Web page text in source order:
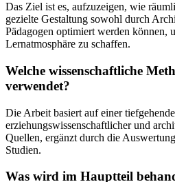
Das Ziel ist es, aufzuzeigen, wie
gezielte Gestaltung sowohl durch
Pädagogen optimiert werden können,
Lernatmosphäre zu schaffen.
Welche wissenschaftliche
verwendet?
Die Arbeit basiert auf einer
erziehungswissenschaftlicher und
Quellen, ergänzt durch die
Studien.
Was wird im Hauptteil